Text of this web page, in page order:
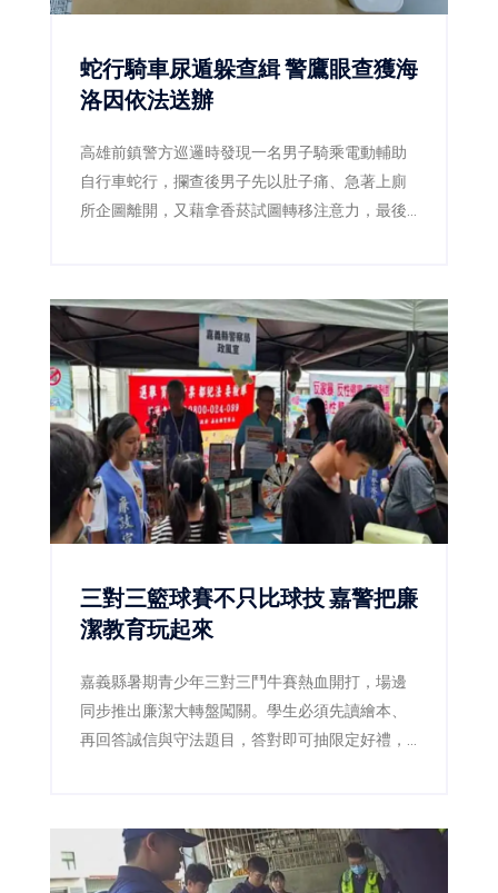
蛇行騎車尿遁躲查緝 警鷹眼查獲海
洛因依法送辦
高雄前鎮警方巡邏時發現一名男子騎乘電動輔助
自行車蛇行，攔查後男子先以肚子痛、急著上廁
所企圖離開，又藉拿香菸試圖轉移注意力，最後
三對三籃球賽不只比球技 嘉警把廉
潔教育玩起來
嘉義縣暑期青少年三對三鬥牛賽熱血開打，場邊
同步推出廉潔大轉盤闖關。學生必須先讀繪本、
再回答誠信與守法題目，答對即可抽限定好禮，